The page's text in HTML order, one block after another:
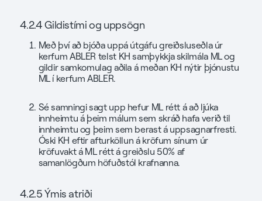
4.2.4 Gildistími og uppsögn
Með því að bjóða uppá útgáfu greiðsluseðla úr
kerfum ABLER telst KH samþykkja skilmála ML og
gildir samkomulag aðila á meðan KH nýtir þjónustu
ML í kerfum ABLER.
Sé samningi sagt upp hefur ML rétt á að ljúka
innheimtu á þeim málum sem skráð hafa verið til
innheimtu og þeim sem berast á uppsagnarfresti.
Óski KH eftir afturköllun á kröfum sínum úr
kröfuvakt á ML rétt á greiðslu 50% af
samanlögðum höfuðstól krafnanna.
4.2.5 Ýmis atriði